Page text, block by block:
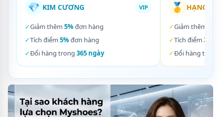
💎 KIM CƯƠNG VIP
✓Giảm thêm 5%đơn hàng
✓Tích điểm 5%đơn hàng
✓Đổi hàng trong 365 ngày
🥇 HẠNG
✓Giảm thêm
✓Tích điểm 3%
✓Đổi hàng trong